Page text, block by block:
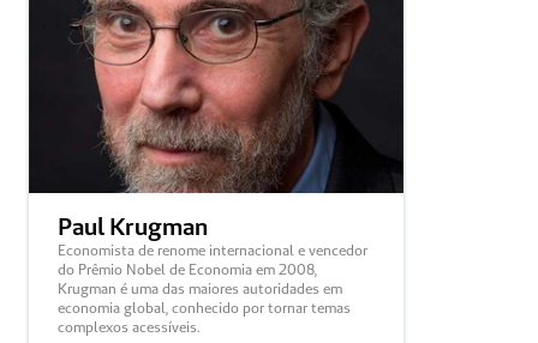
Paul Krugman
Economista de renome internacional e vencedor
do Prêmio Nobel de Economia em 2008,
Krugman é uma das maiores autoridades em
economia global, conhecido por tornar temas
complexos acessíveis.